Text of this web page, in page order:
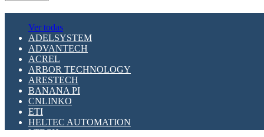
Ver todas
ADELSYSTEM
ADVANTECH
ACREL
ARBOR TECHNOLOGY
ARESTECH
BANANA PI
CNLINKO
ETI
HELTEC AUTOMATION
LTECH